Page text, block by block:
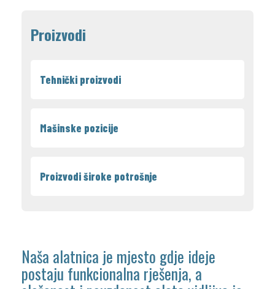
Proizvodi
Tehnički proizvodi
Mašinske pozicije
Proizvodi široke potrošnje
Naša alatnica je mjesto gdje ideje
postaju funkcionalna rješenja, a